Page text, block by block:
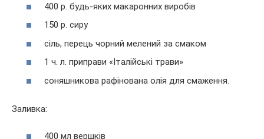
400 р. будь-яких макаронних виробів
150 р. сиру
сіль, перець чорний мелений за смаком
1 ч. л. приправи «Італійські трави»
соняшникова рафінована олія для смаження.
Заливка:
400 мл вершків